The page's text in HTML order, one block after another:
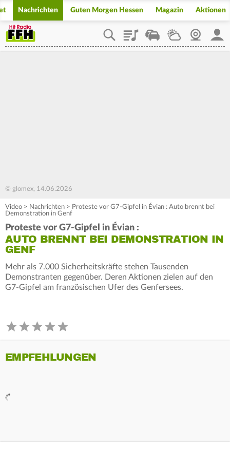
Nachrichten Guten Morgen Hessen Magazin Aktionen
PlaylistStaupilotWetterWebcam
© glomex, 14.06.2026
Video > Nachrichten > Proteste vor G7-Gipfel in Évian : Auto brennt bei
Demonstration in Genf
Proteste vor G7-Gipfel in Évian :
AUTO BRENNT BEI DEMONSTRATION IN
GENF
Mehr als 7.000 Sicherheitskräfte stehen Tausenden
Demonstranten gegenüber. Deren Aktionen zielen auf den
G7-Gipfel am französischen Ufer des Genfersees.
EMPFEHLUNGEN